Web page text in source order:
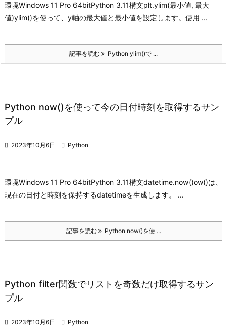
環境Windows 11 Pro 64bitPython 3.11構文plt.ylim(最小値, 最大
値)ylim()を使って、y軸の最大値と最小値を設定します。 使用 ...
記事を読む Python ylim()で ...
Python now()を使って今の日付時刻を取得するサン
プル
 2023年10月6日  Python
環境Windows 11 Pro 64bitPython 3.11構文datetime.now()ow()は、
現在の日付と時刻を保持するdatetimeを生成します。
...
記事を読む Python now()を使 ...
Python filter関数でリストを奇数だけ取得するサン
プル
 2023年10月6日  Python